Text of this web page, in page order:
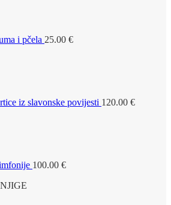
i pčela 25.00 €
iz slavonske povijesti 120.00 €
100.00 €